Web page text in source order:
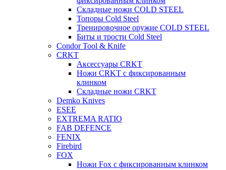
Складные ножи COLD STEEL
Топоры Cold Steel
Тренировочное оружие COLD STEEL
Биты и трости Cold Steel
Condor Tool & Knife
CRKT
Аксессуары CRKT
Ножи CRKT с фиксированным
клинком
Складные ножи CRKT
Demko Knives
ESEE
EXTREMA RATIO
FAB DEFENCE
FENIX
Firebird
FOX
Ножи Fox с фиксированным клинком